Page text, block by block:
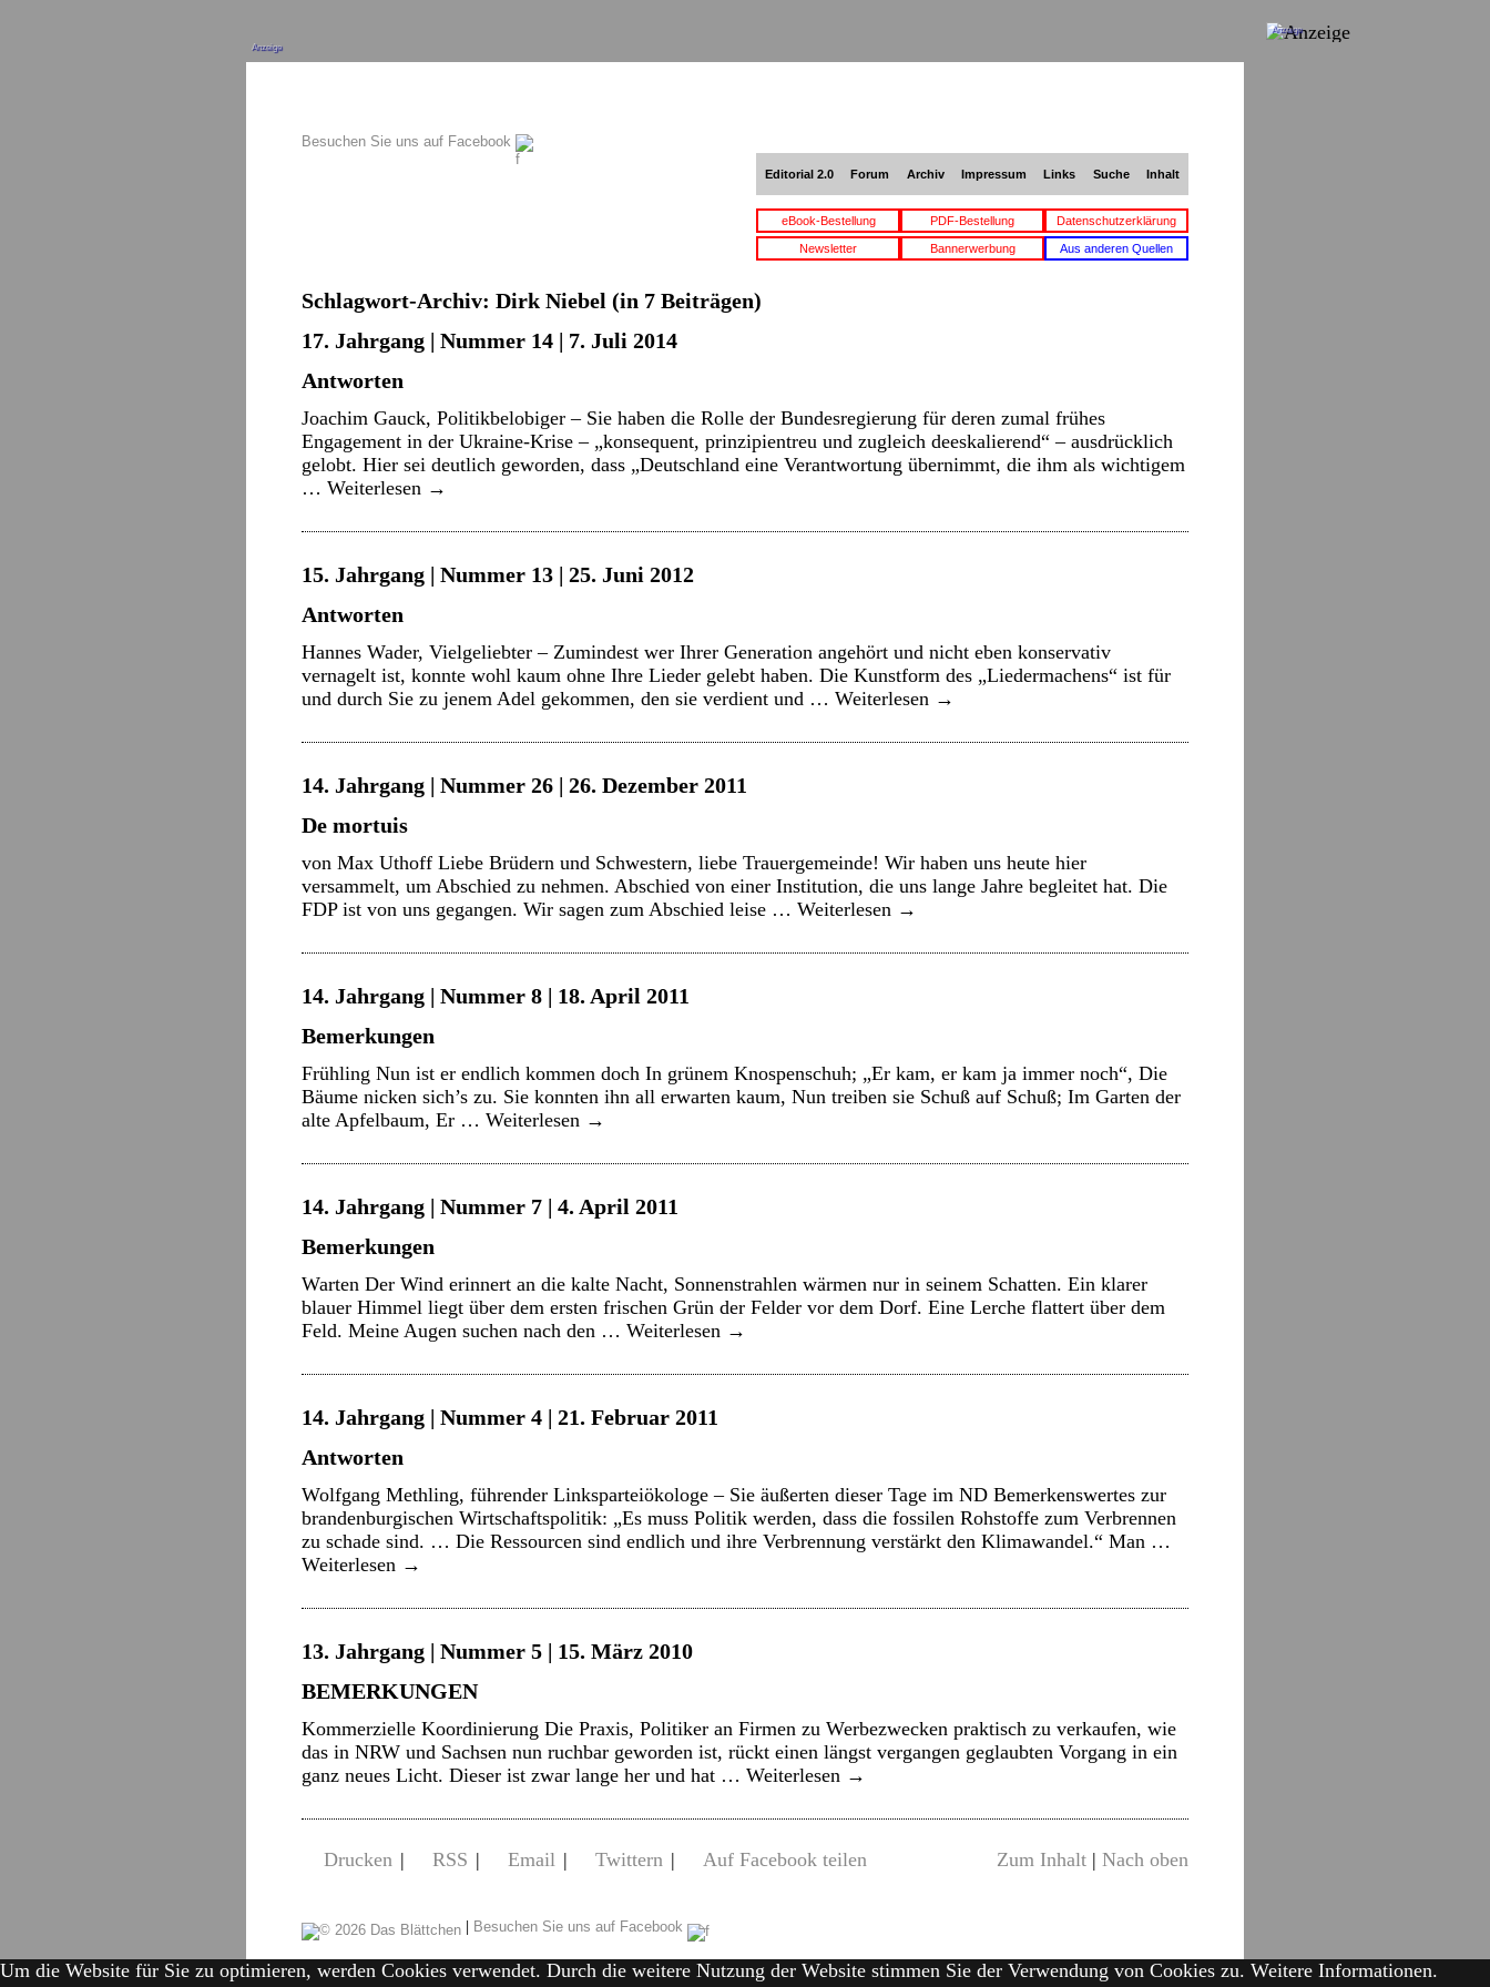
Anzeige
Besuchen Sie uns auf Facebook
Editorial 2.0 Forum Archiv Impressum Links Suche Inhalt
eBook-Bestellung PDF-Bestellung Datenschutzerklärung
Newsletter Bannerwerbung Aus anderen Quellen
Schlagwort-Archiv: Dirk Niebel (in 7 Beiträgen)
17. Jahrgang | Nummer 14 | 7. Juli 2014
Antworten
Joachim Gauck, Politikbelobiger – Sie haben die Rolle der Bundesregierung für deren zumal frühes
Engagement in der Ukraine-Krise – „konsequent, prinzipientreu und zugleich deeskalierend“ – ausdrücklich
gelobt. Hier sei deutlich geworden, dass „Deutschland eine Verantwortung übernimmt, die ihm als wichtigem
… Weiterlesen →
15. Jahrgang | Nummer 13 | 25. Juni 2012
Antworten
Hannes Wader, Vielgeliebter – Zumindest wer Ihrer Generation angehört und nicht eben konservativ
vernagelt ist, konnte wohl kaum ohne Ihre Lieder gelebt haben. Die Kunstform des „Liedermachens“ ist für
und durch Sie zu jenem Adel gekommen, den sie verdient und … Weiterlesen →
14. Jahrgang | Nummer 26 | 26. Dezember 2011
De mortuis
von Max Uthoff Liebe Brüdern und Schwestern, liebe Trauergemeinde! Wir haben uns heute hier
versammelt, um Abschied zu nehmen. Abschied von einer Institution, die uns lange Jahre begleitet hat. Die
FDP ist von uns gegangen. Wir sagen zum Abschied leise … Weiterlesen →
14. Jahrgang | Nummer 8 | 18. April 2011
Bemerkungen
Frühling Nun ist er endlich kommen doch In grünem Knospenschuh; „Er kam, er kam ja immer noch“, Die
Bäume nicken sich’s zu. Sie konnten ihn all erwarten kaum, Nun treiben sie Schuß auf Schuß; Im Garten der
alte Apfelbaum, Er … Weiterlesen →
14. Jahrgang | Nummer 7 | 4. April 2011
Bemerkungen
Warten Der Wind erinnert an die kalte Nacht, Sonnenstrahlen wärmen nur in seinem Schatten. Ein klarer
blauer Himmel liegt über dem ersten frischen Grün der Felder vor dem Dorf. Eine Lerche flattert über dem
Feld. Meine Augen suchen nach den … Weiterlesen →
14. Jahrgang | Nummer 4 | 21. Februar 2011
Antworten
Wolfgang Methling, führender Linksparteiökologe – Sie äußerten dieser Tage im ND Bemerkenswertes zur
brandenburgischen Wirtschaftspolitik: „Es muss Politik werden, dass die fossilen Rohstoffe zum Verbrennen
zu schade sind. … Die Ressourcen sind endlich und ihre Verbrennung verstärkt den Klimawandel.“ Man …
Weiterlesen →
13. Jahrgang | Nummer 5 | 15. März 2010
BEMERKUNGEN
Kommerzielle Koordinierung Die Praxis, Politiker an Firmen zu Werbezwecken praktisch zu verkaufen, wie
das in NRW und Sachsen nun ruchbar geworden ist, rückt einen längst vergangen geglaubten Vorgang in ein
ganz neues Licht. Dieser ist zwar lange her und hat … Weiterlesen →
Drucken | RSS | Email | Twittern | Auf Facebook teilen Zum Inhalt | Nach oben
| Besuchen Sie uns auf Facebook
Anzeige
Um die Website für Sie zu optimieren, werden Cookies verwendet. Durch die weitere Nutzung der Website stimmen Sie der Verwendung von Cookies zu. Weitere Informationen.